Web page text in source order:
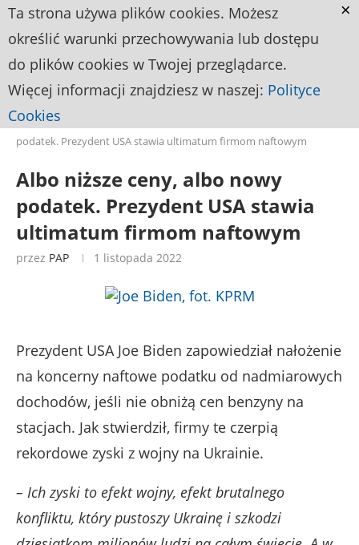
Strona główna
podatek. Prezydent USA stawia ultimatum firmom naftowym
Albo niższe ceny, albo nowy
podatek. Prezydent USA stawia
ultimatum firmom naftowym
przez PAP 1 listopada 2022
Prezydent USA Joe Biden zapowiedział nałożenie
na koncerny naftowe podatku od nadmiarowych
dochodów, jeśli nie obniżą cen benzyny na
stacjach. Jak stwierdził, firmy te czerpią
rekordowe zyski z wojny na Ukrainie.
– Ich zyski to efekt wojny, efekt brutalnego
konfliktu, który pustoszy Ukrainę i szkodzi
Ta strona używa plików cookies. Możesz
określić warunki przechowywania lub dostępu
do plików cookies w Twojej przeglądarce.
Więcej informacji znajdziesz w naszej: Polityce
Cookies
×